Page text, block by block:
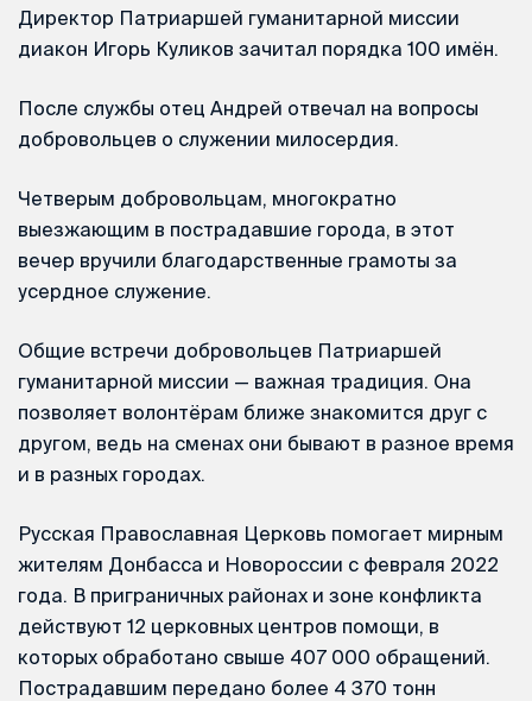
Директор Патриаршей гуманитарной миссии
диакон Игорь Куликов зачитал порядка 100 имён.
После службы отец Андрей отвечал на вопросы
добровольцев о служении милосердия.
Четверым добровольцам, многократно
выезжающим в пострадавшие города, в этот
вечер вручили благодарственные грамоты за
усердное служение.
Общие встречи добровольцев Патриаршей
гуманитарной миссии — важная традиция. Она
позволяет волонтёрам ближе знакомится друг с
другом, ведь на сменах они бывают в разное время
и в разных городах.
Русская Православная Церковь помогает мирным
жителям Донбасса и Новороссии с февраля 2022
года. В приграничных районах и зоне конфликта
действуют 12 церковных центров помощи, в
которых обработано свыше 407 000 обращений.
Пострадавшим передано более 4 370 тонн